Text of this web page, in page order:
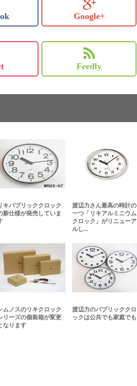
Google+
Feedly
キパブリッククロック
新仕様が発売していま
渡辺力さん最高の時計の
一つ「リキアルミニウム
クロック」がリニューア
ルし...
ムノスのリキクロック
リーズの個装箱が変更
なります
渡辺力のパブリッククロ
ックは公共でも家庭でも